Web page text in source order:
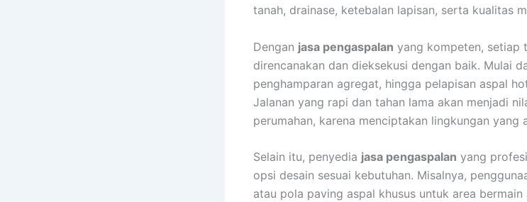
tanah, drainase, ketebalan lapisan, serta kualitas
Dengan jasa pengaspalan yang kompeten, setiap
direncanakan dan dieksekusi dengan baik. Mulai
penghamparan agregat, hingga pelapisan aspal
Jalanan yang rapi dan tahan lama akan menjadi
perumahan, karena menciptakan lingkungan yang
Selain itu, penyedia jasa pengaspalan yang
opsi desain sesuai kebutuhan. Misalnya,
atau pola paving aspal khusus untuk area